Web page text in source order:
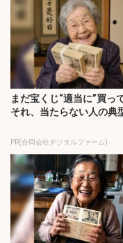
まだ宝くじ“適当に”買っ
それ、当たらない人の典
PR(合同会社デジタルファーム)